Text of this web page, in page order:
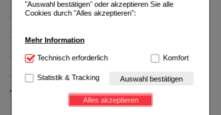
"Auswahl bestätigen" oder akzeptieren Sie alle
Cookies durch "Alles akzeptieren":
Mehr Information
Technisch Notwendig:Hierbei handelt es sich um
Website notwendig sind (z.B. Navigation, Warenkorb,
Kundenkonto), weshalb auf diese nicht verzichtet
werden kann.
Technisch erforderlich Komfort
Statistik & Tracking Auswahl bestätigen
Alles akzeptieren